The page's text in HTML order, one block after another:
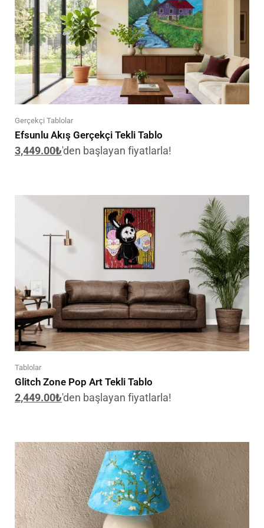
Gerçekçi Tablolar
Efsunlu Akış Gerçekçi Tekli Tablo
3,449.00₺'den başlayan fiyatlarla!
Tablolar
Glitch Zone Pop Art Tekli Tablo
2,449.00₺'den başlayan fiyatlarla!